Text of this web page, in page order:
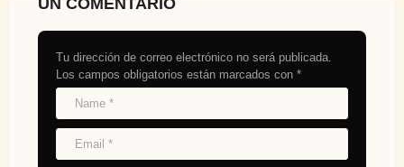
UN COMENTARIO
Tu dirección de correo electrónico no será publicada.
Los campos obligatorios están marcados con *